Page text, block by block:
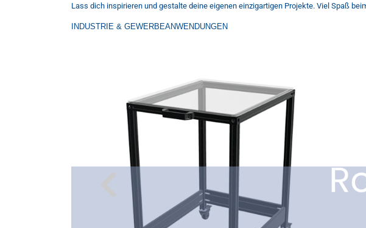
Lass dich inspirieren und gestalte deine eigenen einzigartigen Projekte. Viel Spaß
INDUSTRIE & GEWERBEANWENDUNGEN
Previous